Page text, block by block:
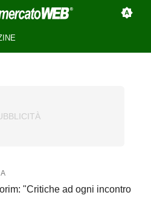
"Critiche ad ogni incontro